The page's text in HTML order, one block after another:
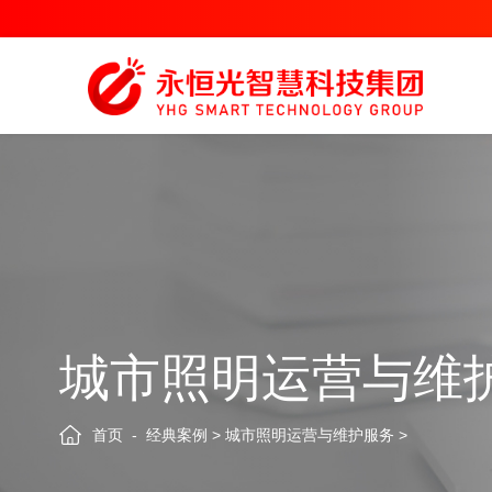
城市照明运营与维
首页 经典案例 > 城市照明运营与维护服务 >